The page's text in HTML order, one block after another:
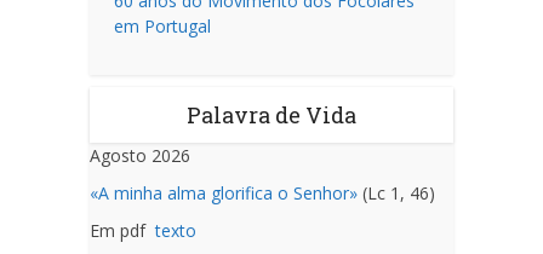
em Portugal
Palavra de Vida
Agosto 2026
«A minha alma glorifica o Senhor» (Lc 1, 46)
Em pdftexto